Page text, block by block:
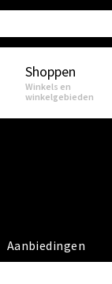
Shoppen
Winkels en
winkelgebieden
Aanbiedingen